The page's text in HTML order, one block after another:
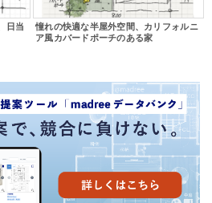
日当
憧れの快適な半屋外空間、カリフォルニ
ア風カバードポーチのある家